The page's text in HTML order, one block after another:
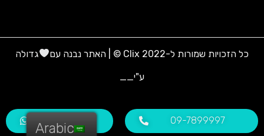
כל הזכויות שמורות ל-Clix 2022 © | האתר נבנה עם גדולה
ע"י__
09-7899997 וואטסאפ
Arabic